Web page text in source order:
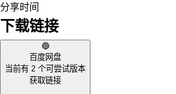
分享时间
下载链接
🔵
百度网盘
当前有 2 个可尝试版本
获取链接